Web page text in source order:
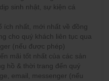
sinh nhật, sự kiện cá
ích nhất, mới nhất về đồng
cho quý khách liên tục qua
(nếu được phép)
mãi tốt nhất của các sản
hồ & thời trang đến quý
email, messenger (nếu